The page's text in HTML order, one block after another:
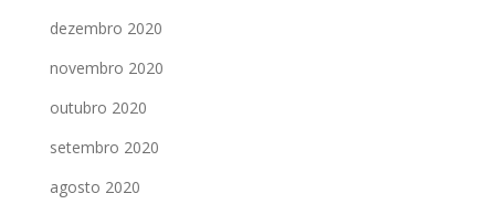
dezembro 2020
novembro 2020
outubro 2020
setembro 2020
agosto 2020